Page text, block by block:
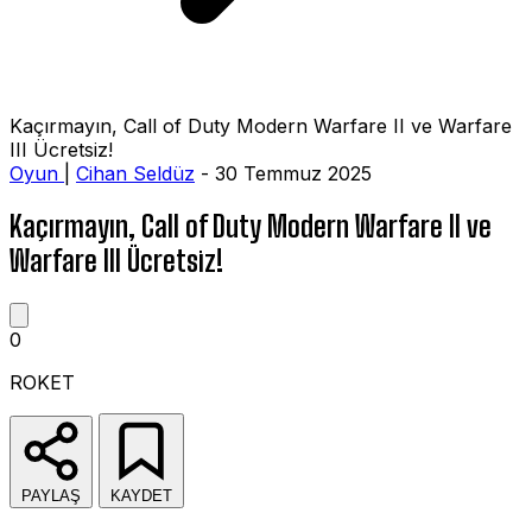
Kaçırmayın, Call of Duty Modern Warfare II ve Warfare
III Ücretsiz!
Oyun
Cihan Seldüz - 30 Temmuz 2025
Kaçırmayın, Call of Duty Modern Warfare II ve
Warfare III Ücretsiz!
0
ROKET
PAYLAŞ KAYDET